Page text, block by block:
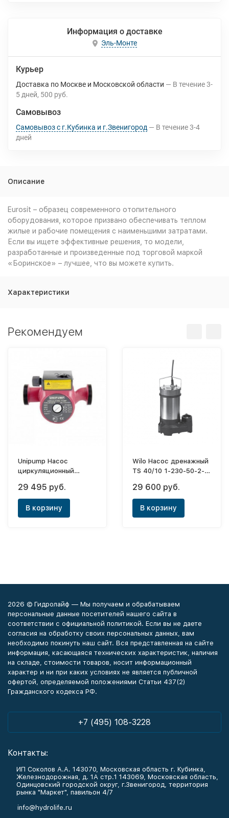
Информация о доставке
Эль-Монте
Курьер
Доставка по Москве и Московской области В течение3-
5 дней 500 руб.
Самовывоз
Самовывоз с г.Кубинка и г.Звенигород В течение3-4
дней
Описание
Eurosit – образец современного отопительного
оборудования, которое призвано обеспечивать теплом
жилые и рабочие помещения с наименьшими затратами.
Если вы ищете эффективные решения, то модели,
разработанные и произведенные под торговой маркой
«Боринское» – лучшее, что вы можете купить.
Характеристики
Рекомендуем
Unipump Насос
циркуляционный
(220)
29 495 руб.
В корзину
Wilo Насос дренажный
TS 40/10 1-230-50-2-
29 600 руб.
В корзину
2026 © Гидролайф — Мы получаем и обрабатываем
персональные данные посетителей нашего сайта в
соответствии с официальной политикой. Если вы не даете
согласия на обработку своих персональных данных, вам
необходимо покинуть наш сайт. Вся представленная на сайте
информация, касающаяся технических характеристик, наличия
на складе, стоимости товаров, носит информационный
характер и ни при каких условиях не является публичной
офертой, определяемой положениями Статьи 437(2)
Гражданского кодекса РФ.
+7 (495) 108-3228
Контакты:
ИП Соколов А.А. 143070, Московская область г. Кубинка,
Железнодорожная, д. 1А стр.1 143069, Московская область,
Одинцовский городской округ, г.Звенигород, территория
рынка "Маркет", павильон 4/7
info@hydrolife.ru